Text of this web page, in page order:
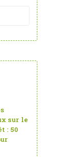
sur le
: 50